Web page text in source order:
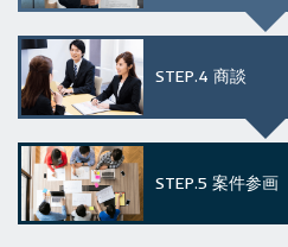
STEP.4 商談
STEP.5 案件参画